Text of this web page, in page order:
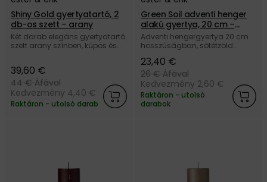
Shiny Gold gyertyatartó, 2
db-os szett – arany
Két darab elegáns gyertyatartó
szett arany színben, kúpos és
39,60 €
44 €Áfával
Kedvezmény 4,40 €
Raktáron - utolsó darab
Green Soil adventi henger
alakú gyertya, 20 cm –
sötétzöld
Adventi hengergyertya 20 cm
hosszúságban, sötétzöld
márkától.
23,40 €
26 €Áfával
Kedvezmény 2,60 €
Raktáron - utolsó
darabok